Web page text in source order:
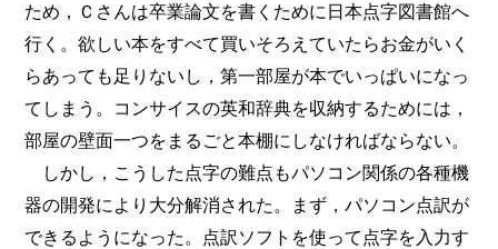
ため，Ｃさんは卒業論文を書くために日本点字図書館へ
行く。欲しい本をすべて買いそろえていたらお金がいく
らあっても足りないし，第一部屋が本でいっぱいになっ
てしまう。コンサイスの英和辞典を収納するためには，
部屋の壁面一つをまるごと本棚にしなければならない。
しかし，こうした点字の難点もパソコン関係の各種機
器の開発により大分解消された。まず，パソコン点訳が
できるようになった。点訳ソフトを使って点字を入力す